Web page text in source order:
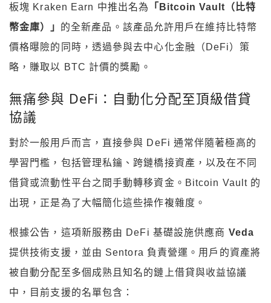
板塊 Kraken Earn 中推出名為
「Bitcoin Vault（比特
幣金庫）」 的全新產品。該產品允許用戶在維持比特幣
價格曝險的同時，透過參與去中心化金融（DeFi）策
略，賺取以 BTC 計價的獎勵。
無痛參與 DeFi：自動化分配至頂級借貸
協議
對於一般用戶而言，直接參與 DeFi 通常伴隨著極高的
學習門檻，包括管理私鑰、跨鏈橋接資產，以及在不同
借貸或流動性平台之間手動轉移資金。Bitcoin Vault 的
出現，正是為了大幅簡化這些操作複雜度。
根據公告，這項新服務由 DeFi 基礎設施供應商 Veda
提供技術支援，並由 Sentora 負責營運。用戶的資產將
被自動分配至多個成熟且知名的鏈上借貸與收益協議
中，目前支援的名單包含：